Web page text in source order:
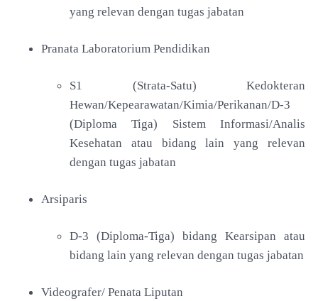
yang relevan dengan tugas jabatan
Pranata Laboratorium Pendidikan
S1 (Strata-Satu) Kedokteran
Hewan/Kepearawatan/Kimia/Perikanan/D-3
(Diploma Tiga) Sistem Informasi/Analis
Kesehatan atau bidang lain yang relevan
dengan tugas jabatan
Arsiparis
D-3 (Diploma-Tiga) bidang Kearsipan atau
bidang lain yang relevan dengan tugas jabatan
Videografer/ Penata Liputan